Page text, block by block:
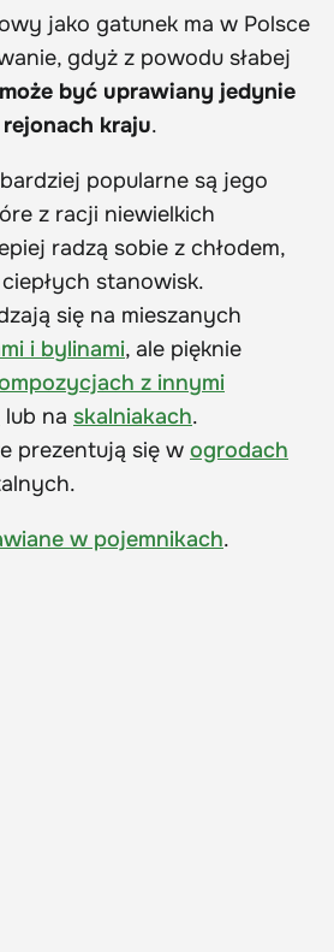
jako gatunek ma w Polsce
gdyż z powodu słabej
może być uprawiany jedynie
kraju.
popularne są jego
z racji niewielkich
radzą sobie z chłodem,
stanowisk.
się na mieszanych
i bylinami, ale pięknie
z innymi
lub na skalniakach.
prezentują się w ogrodach
w pojemnikach.